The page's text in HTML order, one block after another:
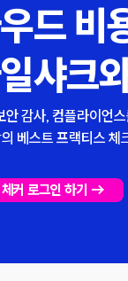
드 비
샤크
안 감사, 컴플라이언
베스트 프랙티스 체
체커 로그인 하기 →